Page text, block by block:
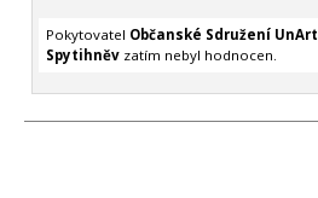
Pokytovatel Občanské Sdružení UnArt
Spytihněv zatím nebyl hodnocen.